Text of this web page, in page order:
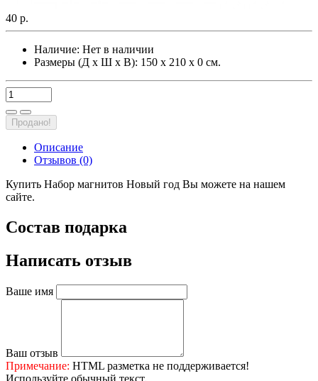
40 р.
Наличие: Нет в наличии
Размеры (Д х Ш х В): 150 х 210 х 0 см.
Продано!
Описание
Отзывов (0)
Купить Набор магнитов Новый год Вы можете на нашем
сайте.
Состав подарка
Написать отзыв
Ваше имя
Ваш отзыв
Примечание: HTML разметка не поддерживается!